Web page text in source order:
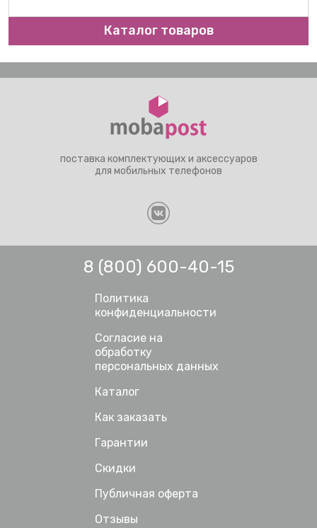
Каталог товаров
поставка комплектующих и аксессуаров
для мобильных телефонов
Каталог
Как заказать
Гарантии
Скидки
Публичная оферта
Отзывы
8 (800) 600-40-15
Политика
конфиденциальности
Согласие на
обработку
персональных данных